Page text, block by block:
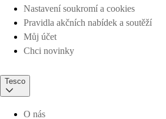
Nastavení soukromí a cookies
Pravidla akčních nabídek a soutěží
Můj účet
Chci novinky
Tesco
O nás